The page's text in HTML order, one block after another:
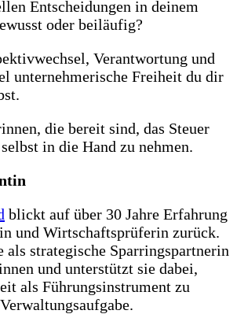
Entscheidungen in deinem
oder beiläufig?
Verantwortung und
unternehmerische Freiheit du dir
die bereit sind, das Steuer
in die Hand zu nehmen.
blickt auf über 30 Jahre Erfahrung
und Wirtschaftsprüferin zurück.
als strategische Sparringspartnerin
und unterstützt sie dabei,
als Führungsinstrument zu